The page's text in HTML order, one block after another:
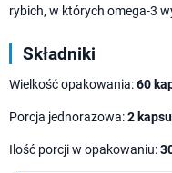
rybich, w których omega-3
Składniki
Wielkość opakowania:60
Porcja jednorazowa:2
Ilość porcji w opakowaniu: